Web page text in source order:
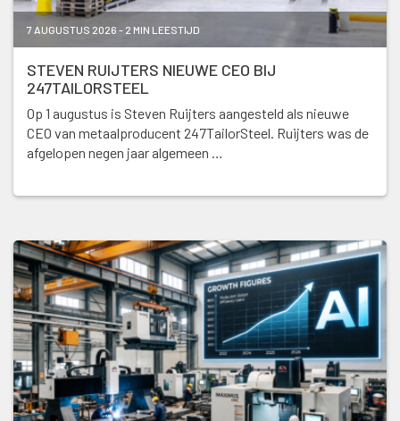
7 AUGUSTUS 2026 - 2 MIN LEESTIJD
STEVEN RUIJTERS NIEUWE CEO BIJ
247TAILORSTEEL
Op 1 augustus is Steven Ruijters aangesteld als nieuwe
CEO van metaalproducent 247TailorSteel. Ruijters was de
afgelopen negen jaar algemeen …